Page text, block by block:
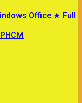
Office ★ Full